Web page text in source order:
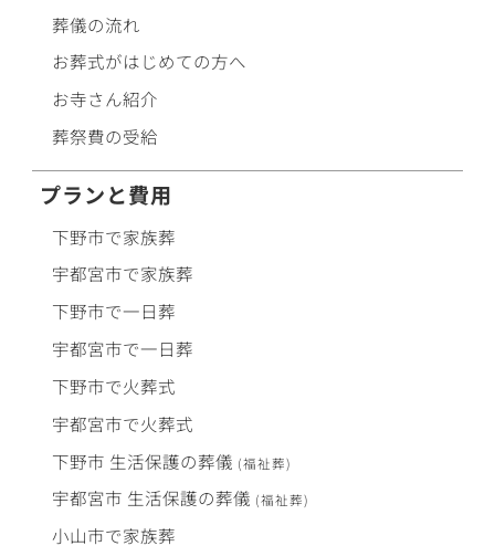
葬儀の流れ
お葬式がはじめての方へ
お寺さん紹介
葬祭費の受給
プランと費用
下野市で家族葬
宇都宮市で家族葬
下野市で一日葬
宇都宮市で一日葬
下野市で火葬式
宇都宮市で火葬式
下野市 生活保護の葬儀 (福祉葬)
宇都宮市 生活保護の葬儀 (福祉葬)
小山市で家族葬